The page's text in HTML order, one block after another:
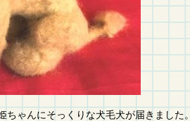
ちゃんにそっくりな犬毛犬が届きました。